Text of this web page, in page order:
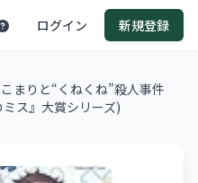
ログイン 新規登録
まりと“くねくね”殺人事件
ス』大賞シリーズ)